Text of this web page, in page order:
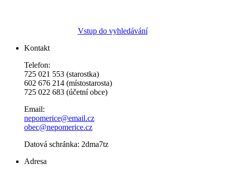
Vstup do vyhledávání
Kontakt
Telefon:
725 021 553 (starostka)
602 676 214 (místostarosta)
725 022 683 (účetní obce)
Email:
nepomerice@email.cz
obec@nepomerice.cz
Datová schránka: 2dma7tz
Adresa